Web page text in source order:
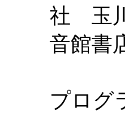
社 玉
音館書
文研
プログ